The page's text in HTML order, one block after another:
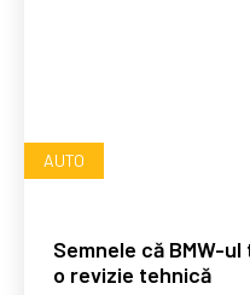
AUTO
Semnele că BMW-
o revizie tehnică